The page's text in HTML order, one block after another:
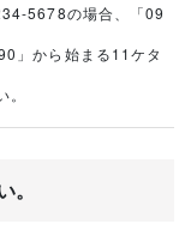
5678の場合、「09
」から始まる11ケタ